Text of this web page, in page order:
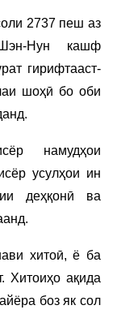
2737 пеш аз
Нун кашф
гирифтааст-
шоҳӣ бо оби
намудҳои
усулҳои ин
деҳқонӣ ва
хитоӣ, ё ба
Хитоиҳо ақида
боз як сол